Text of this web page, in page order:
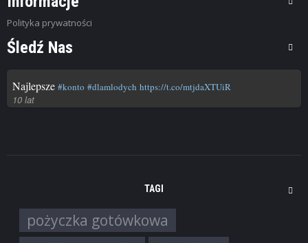
Polityka prywatności
Śledź Nas
Najlepsze #konto #dlamlodych https://t.co/mtjdaXTUiR
10 lat
TAGI
pożyczka gotówkowa